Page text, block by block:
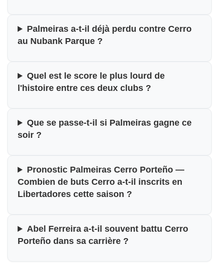
Palmeiras a-t-il déjà perdu contre Cerro
au Nubank Parque ?
Quel est le score le plus lourd de
l'histoire entre ces deux clubs ?
Que se passe-t-il si Palmeiras gagne ce
soir ?
Pronostic Palmeiras Cerro Porteño —
Combien de buts Cerro a-t-il inscrits en
Libertadores cette saison ?
Abel Ferreira a-t-il souvent battu Cerro
Porteño dans sa carrière ?